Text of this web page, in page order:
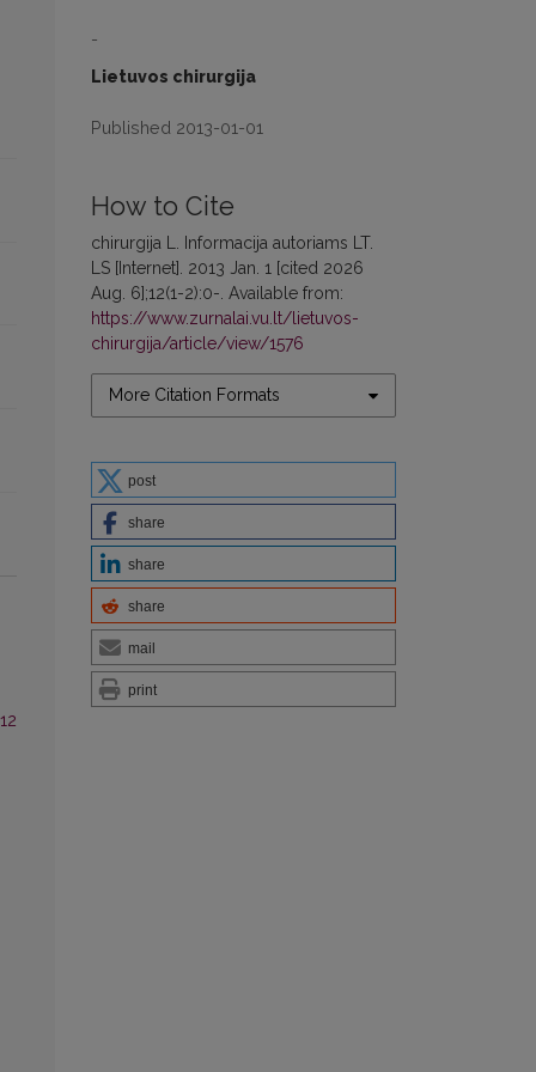
-
Lietuvos chirurgija
Published 2013-01-01
How to Cite
chirurgija L. Informacija autoriams LT.
LS [Internet]. 2013 Jan. 1 [cited 2026
Aug. 6];12(1-2):0-. Available from:
https://www.zurnalai.vu.lt/lietuvos-
chirurgija/article/view/1576
More Citation Formats
post
share
share
share
mail
print